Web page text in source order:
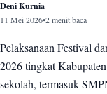
Deni Kurnia
11 Mei 2026•2 menit baca
Pelaksanaan Festival
2026 tingkat
sekolah, termasuk